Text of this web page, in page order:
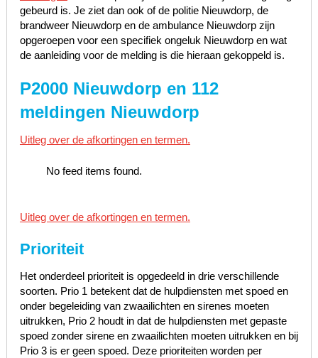
gebeurd is. Je ziet dan ook of de politie Nieuwdorp, de
brandweer Nieuwdorp en de ambulance Nieuwdorp zijn
opgeroepen voor een specifiek ongeluk Nieuwdorp en wat
de aanleiding voor de melding is die hieraan gekoppeld is.
P2000 Nieuwdorp en 112
meldingen Nieuwdorp
Uitleg over de afkortingen en termen.
No feed items found.
Uitleg over de afkortingen en termen.
Prioriteit
Het onderdeel prioriteit is opgedeeld in drie verschillende
soorten. Prio 1 betekent dat de hulpdiensten met spoed en
onder begeleiding van zwaailichten en sirenes moeten
uitrukken, Prio 2 houdt in dat de hulpdiensten met gepaste
spoed zonder sirene en zwaailichten moeten uitrukken en bij
Prio 3 is er geen spoed. Deze prioriteiten worden per